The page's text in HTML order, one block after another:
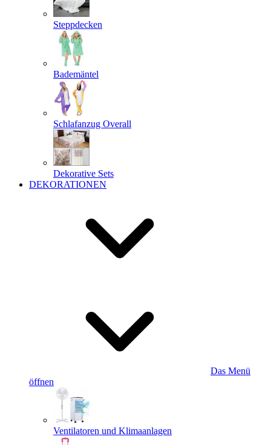
Steppdecken
Bademäntel
Schlafanzug Overall
Dekorative Sets
DEKORATIONEN
Das Menü
öffnen
Ventilatoren und Klimaanlagen